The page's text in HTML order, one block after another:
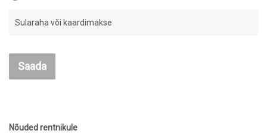
Sularaha või kaardimakse
Saada
Nõuded rentnikule